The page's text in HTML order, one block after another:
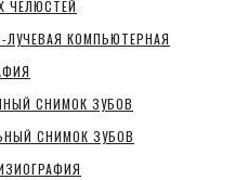
ЧЕЛЮСТЕЙ
ЛУЧЕВАЯ КОМПЬЮТЕРНАЯ
СНИМОК ЗУБОВ
СНИМОК ЗУБОВ